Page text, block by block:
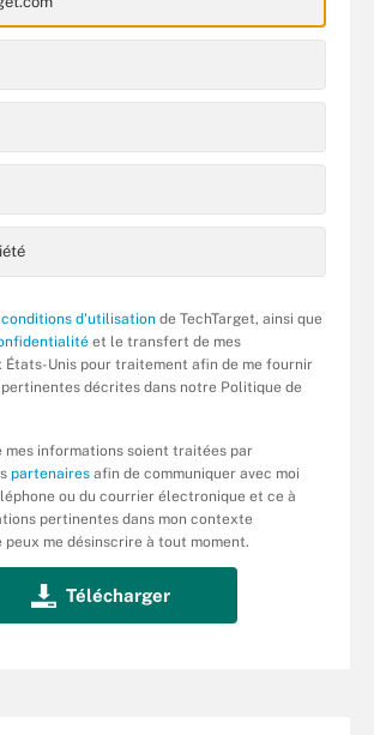
conditions d'utilisation de TechTarget, ainsi que
et le transfert de mes
États-Unis pour traitement afin de me fournir
décrites dans notre Politique de
mes informations soient traitées par
partenaires afin de communiquer avec moi
ou du courrier électronique et ce à
pertinentes dans mon contexte
peux me désinscrire à tout moment.